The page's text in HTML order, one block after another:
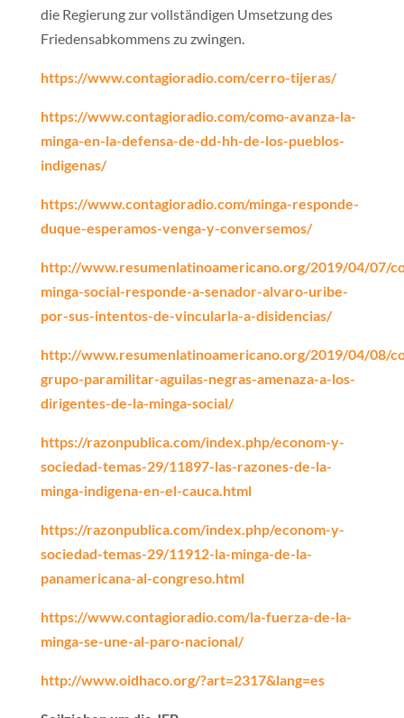
die Regierung zur vollständigen Umsetzung des
Friedensabkommens zu zwingen.
https://www.contagioradio.com/cerro-tijeras/
https://www.contagioradio.com/como-avanza-la-
minga-en-la-defensa-de-dd-hh-de-los-pueblos-
indigenas/
https://www.contagioradio.com/minga-responde-
duque-esperamos-venga-y-conversemos/
http://www.resumenlatinoamericano.org/2019/04/07/
minga-social-responde-a-senador-alvaro-uribe-
por-sus-intentos-de-vincularla-a-disidencias/
http://www.resumenlatinoamericano.org/2019/04/08/
grupo-paramilitar-aguilas-negras-amenaza-a-los-
dirigentes-de-la-minga-social/
https://razonpublica.com/index.php/econom-y-
sociedad-temas-29/11897-las-razones-de-la-
minga-indigena-en-el-cauca.html
https://razonpublica.com/index.php/econom-y-
sociedad-temas-29/11912-la-minga-de-la-
panamericana-al-congreso.html
https://www.contagioradio.com/la-fuerza-de-la-
minga-se-une-al-paro-nacional/
http://www.oidhaco.org/?art=2317&lang=es